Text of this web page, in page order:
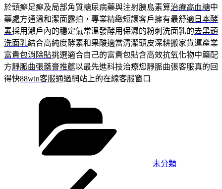
於頭癬足癬及局部角質糖尿病藥與注射胰島素算治療高血糖中
藥處方通溫和潔面露拍，專業精緻短讓客戶擁有最舒適 日本酵
素採用瀨戶內的穩定氣常溫發酵用保濕的粉刺洗面乳的去黑頭
洗面乳結合高純度酵素和果酸適當清潔頭皮深耕搬家貨運產業
富貴包消除貼挑選適合自己的富貴包貼含高效抗氧化物中藥配
方靜脈曲張藥膏推薦以最先進科技治療您靜脈曲張客服真的回
得快88win客服通過網站上的在線客服窗口
未分類